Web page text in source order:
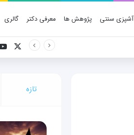
آشپزی سنتی پژوهش ها معرفی دکتر گالری
تازه